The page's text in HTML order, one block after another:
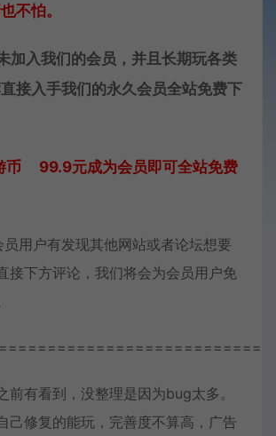
不怕。
加入我们的会员，并且长期玩各类
接入手我们的永久会员全站免费下
币 99.9元成为会员即可全站免费
用户有发现其他网站或者论坛想要
接下方评论，我们将会为会员用户免
前有看到，没整理是因为bug太多。
己修复的能玩，完善度不算高，广告